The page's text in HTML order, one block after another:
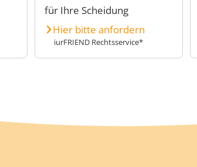
für Ihre Scheidung
Hier bitte anfordern
iurFRIEND Rechtsservice*